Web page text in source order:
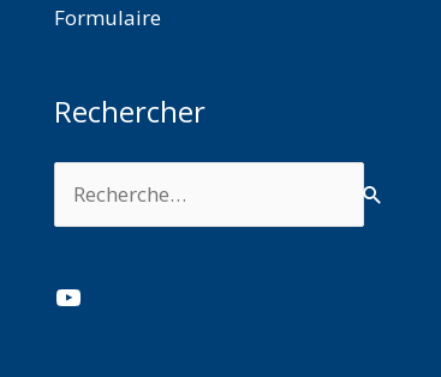
Formulaire
Rechercher
YouTube